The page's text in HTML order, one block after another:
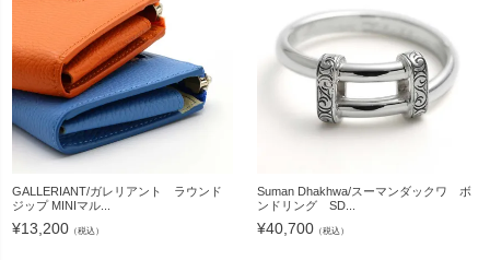
GALLERIANT/ガレリアント ラウンド
ジップ MINIマル...
¥13,200 （税込）
Suman Dhakhwa/スーマンダックワ ボ
ンドリング SD...
¥40,700 （税込）